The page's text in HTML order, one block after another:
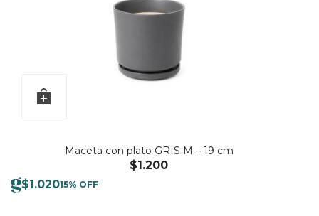
Maceta con plato GRIS M – 19 cm
$1.200
$1.02015% OFF